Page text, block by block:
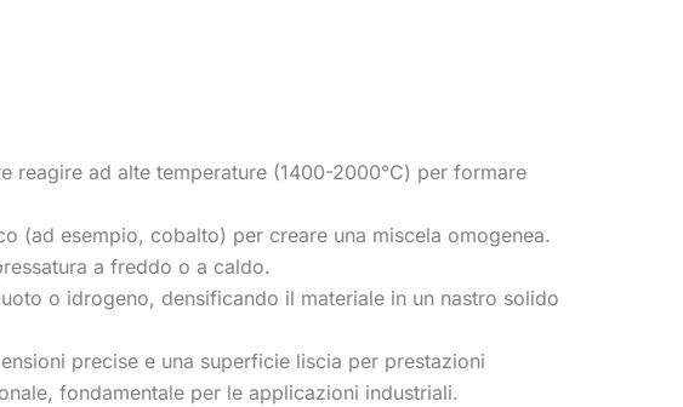
reagire ad alte temperature (1400-2000°C) per formare
(ad esempio, cobalto) per creare una miscela omogenea.
a freddo o a caldo.
o idrogeno, densificando il materiale in un nastro solido
precise e una superficie liscia per prestazioni
fondamentale per le applicazioni industriali.